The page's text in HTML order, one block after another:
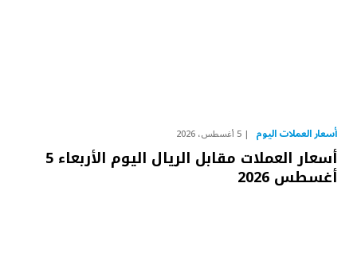
أسعار العملات اليوم 5 أغسطس، 2026
أسعار العملات مقابل الريال اليوم الأربعاء 5
أغسطس 2026